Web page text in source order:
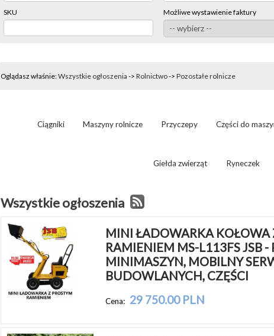
SKU Możliwe wystawienie faktury
Oglądasz właśnie:Wszystkie ogłoszenia -> Rolnictwo-> Pozostałe rolnicze
Ciągniki Maszyny rolnicze Przyczepy Części do
Giełda zwierząt Ryneczek
Wszystkie ogłoszenia
MINI ŁADOWARKA KOŁOWA
RAMIENIEM MS-L113FS JSB
MINIMASZYN, MOBILNY
BUDOWLANYCH, CZĘŚCI
Cena: 29 750.00 PLN